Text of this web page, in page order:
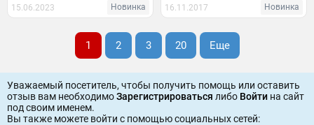
15.06.2023 Новинка 16.11.2017 Новинка
1 2 3 20 Еще
Уважаемый посетитель, чтобы получить помощь или оставить
отзыв вам необходимоЗарегистрироваться либо Войти на сайт
под своим именем.
Вы также можете войти c помощью социальных сетей: